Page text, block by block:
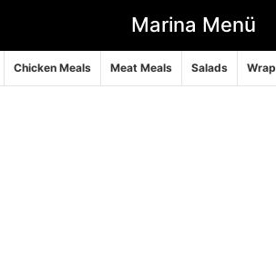
Marina Menü
Chicken Meals Meat Meals Salads Wrap